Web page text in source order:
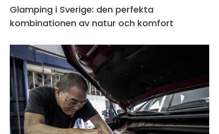
Glamping i Sverige: den perfekta
kombinationen av natur och komfort